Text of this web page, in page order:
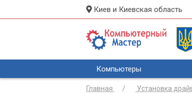
Киев и Киевская область
Компьютеры
Главная Установка